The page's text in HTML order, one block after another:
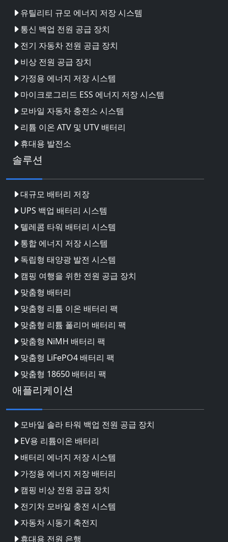
유틸리티 규모 에너지 저장 시스템
통신 백업 전원 공급 장치
전기 자동차 전원 공급 장치
비상 전원 공급 장치
가정용 에너지 저장 시스템
마이크로그리드 ESS 에너지 저장 시스템
모바일 자동차 충전소 시스템
리튬 이온 ATV 및 UTV 배터리
휴대용 발전소
솔루션
대규모 배터리 저장
UPS 백업 배터리 시스템
텔레콤 타워 배터리 시스템
통합 에너지 저장 시스템
독립형 태양광 발전 시스템
캠핑 여행을 위한 전원 공급 장치
맞춤형 배터리
맞춤형 리튬 이온 배터리 팩
맞춤형 리튬 폴리머 배터리 팩
맞춤형 NiMH 배터리 팩
맞춤형 LiFePO4 배터리 팩
맞춤형 18650 배터리 팩
애플리케이션
모바일 솔라 타워 백업 전원 공급 장치
EV용 리튬이온 배터리
배터리 에너지 저장 시스템
가정용 에너지 저장 배터리
캠핑 비상 전원 공급 장치
전기차 모바일 충전 시스템
자동차 시동기 축전지
휴대용 전원 은행